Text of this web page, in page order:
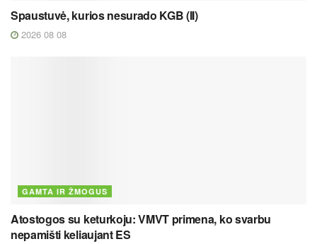
Spaustuvė, kurios nesurado KGB (II)
2026 08 08
GAMTA IR ŽMOGUS
Atostogos su keturkoju: VMVT primena, ko svarbu
nepamišti keliaujant ES